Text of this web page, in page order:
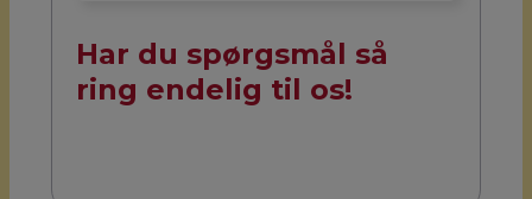
Har du spørgsmål så
ring endelig til os!